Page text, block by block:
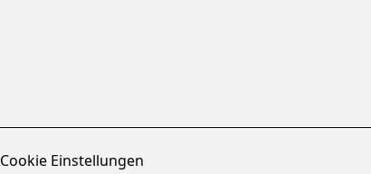
Cookie Einstellungen